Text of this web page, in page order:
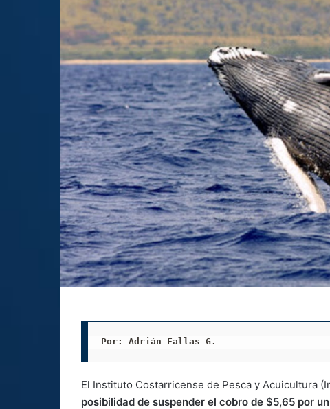
Por: Adrián Fallas G.
El Instituto Costarricense de Pesca y Acuicultura
posibilidad de suspender el cobro de $5,65 por